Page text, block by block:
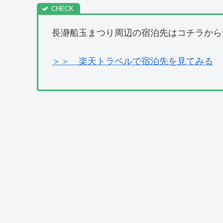
長瀞船玉まつり周辺の宿泊先はコチラか
＞＞ 楽天トラベルで宿泊先を見てみる